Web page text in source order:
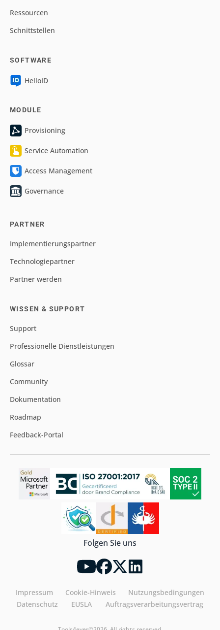
Ressourcen
Schnittstellen
SOFTWARE
HelloID
MODULE
Provisioning
Service Automation
Access Management
Governance
PARTNER
Implementierungspartner
Technologiepartner
Partner werden
WISSEN & SUPPORT
Support
Professionelle Dienstleistungen
Glossar
Community
Dokumentation
Roadmap
Feedback-Portal
Folgen Sie uns
Impressum Cookie-Hinweis
Nutzungsbedingungen
Datenschutz
EUSLA Auftragsverarbeitungsvertrag